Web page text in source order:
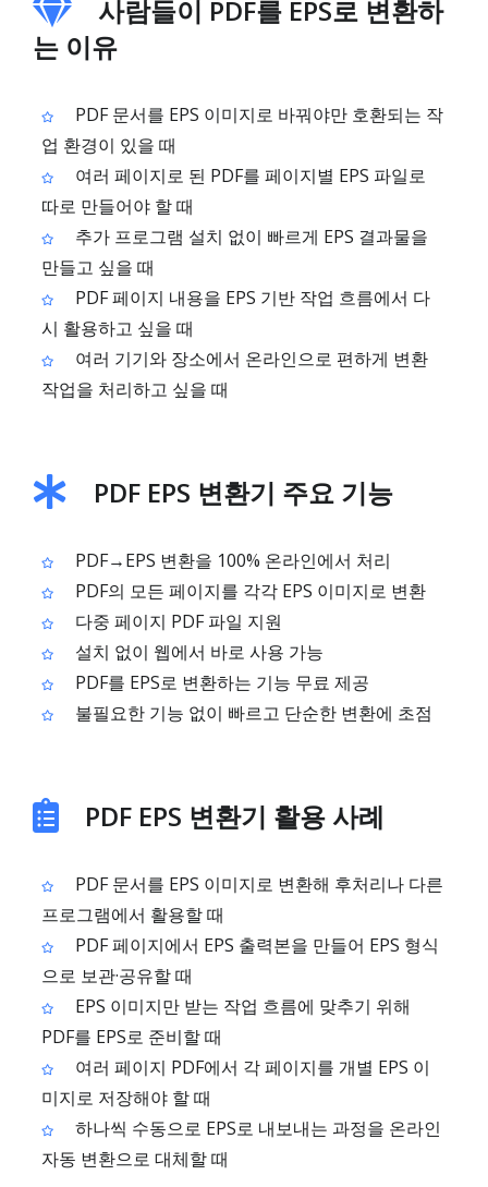
사람들이 PDF를 EPS로 변환하
는 이유
PDF 문서를 EPS 이미지로 바꿔야만 호환되는 작
업 환경이 있을 때
여러 페이지로 된 PDF를 페이지별 EPS 파일로
따로 만들어야 할 때
추가 프로그램 설치 없이 빠르게 EPS 결과물을
만들고 싶을 때
PDF 페이지 내용을 EPS 기반 작업 흐름에서 다
시 활용하고 싶을 때
여러 기기와 장소에서 온라인으로 편하게 변환
작업을 처리하고 싶을 때
PDF EPS 변환기 주요 기능
PDF→EPS 변환을 100% 온라인에서 처리
PDF의 모든 페이지를 각각 EPS 이미지로 변환
다중 페이지 PDF 파일 지원
설치 없이 웹에서 바로 사용 가능
PDF를 EPS로 변환하는 기능 무료 제공
불필요한 기능 없이 빠르고 단순한 변환에 초점
PDF EPS 변환기 활용 사례
PDF 문서를 EPS 이미지로 변환해 후처리나 다른
프로그램에서 활용할 때
PDF 페이지에서 EPS 출력본을 만들어 EPS 형식
으로 보관·공유할 때
EPS 이미지만 받는 작업 흐름에 맞추기 위해
PDF를 EPS로 준비할 때
여러 페이지 PDF에서 각 페이지를 개별 EPS 이
미지로 저장해야 할 때
하나씩 수동으로 EPS로 내보내는 과정을 온라인
자동 변환으로 대체할 때